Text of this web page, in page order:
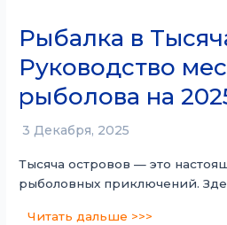
Рыбалка в
Руководство
рыболова на
3 Декабря, 2025
Тысяча островов — это
рыболовных приключений.
Читать дальше >>>